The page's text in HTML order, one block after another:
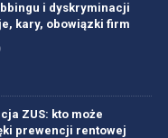
i dyskryminacji
kary, obowiązki firm
ZUS: kto może
prewencji rentowej